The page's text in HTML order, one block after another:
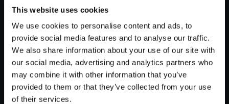
This website uses cookies
We use cookies to personalise content and ads, to
provide social media features and to analyse our traffic.
We also share information about your use of our site with
our social media, advertising and analytics partners who
may combine it with other information that you’ve
provided to them or that they’ve collected from your use
of their services.
【単曲】ロックマン4 サウンド
コレクション STAFF ROLL
150円